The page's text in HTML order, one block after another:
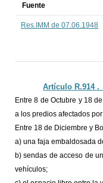
Fuente
Res.IMM de 07.06.1948
Artículo R.914 ._
Entre 8 de Octubre y 18
a los predios afectados por
Entre 18 de Diciembre y
a) una faja embaldosada
b) sendas de acceso de
vehículos;